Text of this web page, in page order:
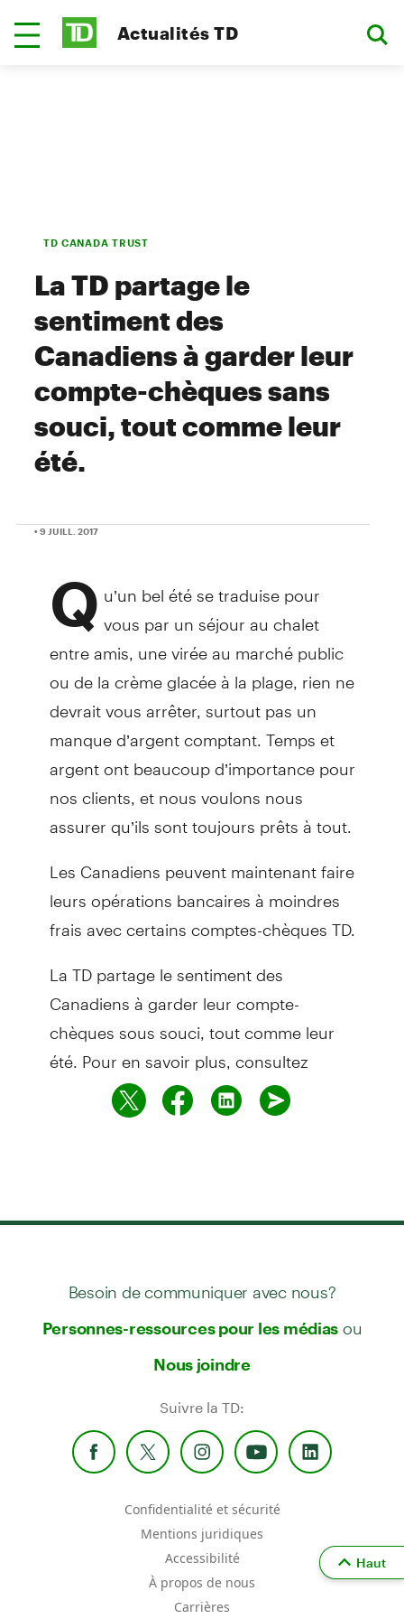
Actualités TD
TD CANADA TRUST
La TD partage le
sentiment des
Canadiens à garder leur
compte-chèques sans
souci, tout comme leur
été.
• 9 JUILL. 2017
Q u’un bel été se traduise pour
vous par un séjour au chalet
entre amis, une virée au marché public
ou de la crème glacée à la plage, rien ne
devrait vous arrêter, surtout pas un
manque d’argent comptant. Temps et
argent ont beaucoup d’importance pour
nos clients, et nous voulons nous
assurer qu’ils sont toujours prêts à tout.
Les Canadiens peuvent maintenant faire
leurs opérations bancaires à moindres
frais avec certains comptes-chèques TD.
La TD partage le sentiment des
Canadiens à garder leur compte-
chèques sous souci, tout comme leur
été. Pour en savoir plus, consultez
Besoin de communiquer avec nous?
Personnes-ressources pour les médias ou
Nous joindre
Suivre la TD:
Confidentialité et sécurité
Mentions juridiques
Accessibilité
À propos de nous
Carrières
Haut